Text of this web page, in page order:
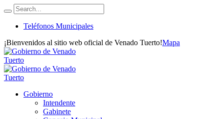
Teléfonos Municipales
¡Bienvenidos al sitio web oficial de Venado Tuerto!Mapa
Gobierno
Intendente
Gabinete